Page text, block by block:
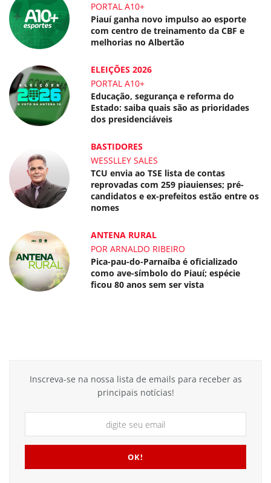
PORTAL A10+
Piauí ganha novo impulso ao esporte
com centro de treinamento da CBF e
melhorias no Albertão
ELEIÇÕES 2026
PORTAL A10+
Educação, segurança e reforma do
Estado: saiba quais são as prioridades
dos presidenciáveis
BASTIDORES
WESSLLEY SALES
TCU envia ao TSE lista de contas
reprovadas com 259 piauienses; pré-
candidatos e ex-prefeitos estão entre os
nomes
ANTENA RURAL
POR ARNALDO RIBEIRO
Pica-pau-do-Parnaíba é oficializado
como ave-símbolo do Piauí; espécie
ficou 80 anos sem ser vista
Inscreva-se na nossa lista de emails para receber as
principais notícias!